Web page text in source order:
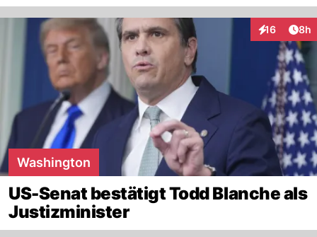
16
Interaktionen
8h
Washington
US-Senat bestätigt Todd Blanche als
Justizminister